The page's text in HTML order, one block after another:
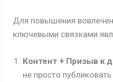
Для повышения
ключевыми связками
Контент + Призыв к
не просто